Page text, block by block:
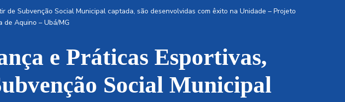
de Subvenção Social Municipal captada, são desenvolvidas com êxito na Unidade – Projeto
de Aquino – Ubá/MG
e Práticas Esportivas,
Social Municipal